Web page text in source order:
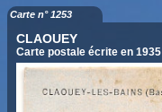
Carte n° 1253
CLAOUEY
Carte postale écrite en 1935